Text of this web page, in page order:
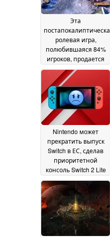
Эта
постапокалиптическая
ролевая игра,
полюбившаяся 84%
игроков, продается
со скидкой 70% в
Steam06 June 2026
Nintendo может
прекратить выпуск
Switch в ЕС, сделав
приоритетной
консоль Switch 2 Lite
06 June 2026